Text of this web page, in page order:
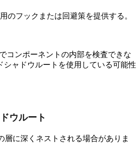
のフックまたは回避策を提供する。
コンポーネントの内部を検査できな
シャドウルートを使用している可能性
ウルート
層に深くネストされる場合がありま